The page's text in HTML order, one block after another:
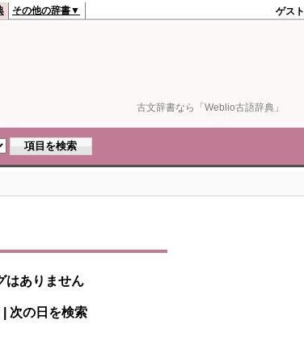
古文辞書なら「Weblio古語辞典」
その他の辞書▼ ゲスト
はありません
次の日を検索